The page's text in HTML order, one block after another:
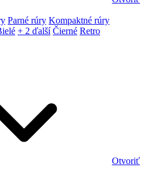
Parné rúry Kompaktné rúry
+ 2 ďalší Čierné Retro
Otvoriť